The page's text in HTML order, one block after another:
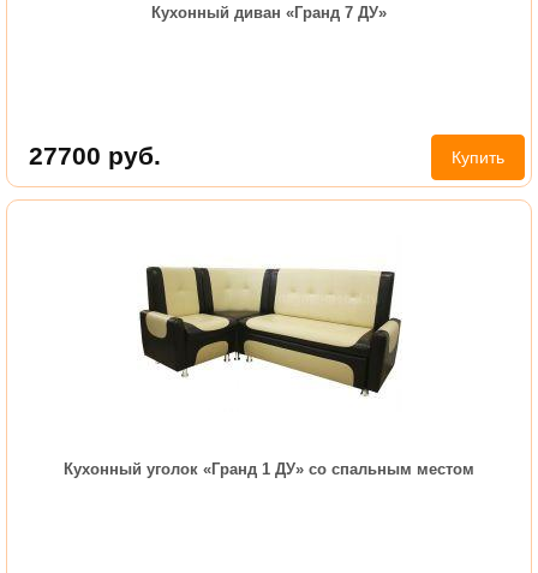
Кухонный диван «Гранд 7 ДУ»
27700 руб. Купить
Кухонный уголок «Гранд 1 ДУ» со спальным местом